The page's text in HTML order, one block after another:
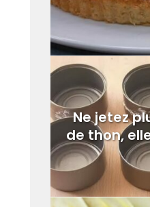
Ne jetez
de thon,